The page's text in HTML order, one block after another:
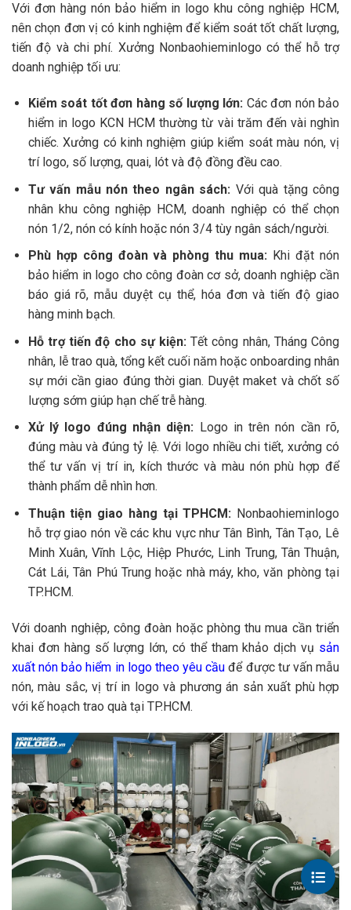
Với đơn hàng nón bảo hiểm in logo khu công nghiệp HCM,
nên chọn đơn vị có kinh nghiệm để kiểm soát tốt chất lượng,
tiến độ và chi phí. Xưởng Nonbaohieminlogo có thể hỗ trợ
doanh nghiệp tối ưu:
Kiểm soát tốt đơn hàng số lượng lớn: Các đơn nón bảo
hiểm in logo KCN HCM thường từ vài trăm đến vài nghìn
chiếc. Xưởng có kinh nghiệm giúp kiểm soát màu nón, vị
trí logo, số lượng, quai, lót và độ đồng đều cao.
Tư vấn mẫu nón theo ngân sách: Với quà tặng công
nhân khu công nghiệp HCM, doanh nghiệp có thể chọn
nón 1/2, nón có kính hoặc nón 3/4 tùy ngân sách/người.
Phù hợp công đoàn và phòng thu mua: Khi đặt nón
bảo hiểm in logo cho công đoàn cơ sở, doanh nghiệp cần
báo giá rõ, mẫu duyệt cụ thể, hóa đơn và tiến độ giao
hàng minh bạch.
Hỗ trợ tiến độ cho sự kiện: Tết công nhân, Tháng Công
nhân, lễ trao quà, tổng kết cuối năm hoặc onboarding nhân
sự mới cần giao đúng thời gian. Duyệt maket và chốt số
lượng sớm giúp hạn chế trễ hàng.
Xử lý logo đúng nhận diện: Logo in trên nón cần rõ,
đúng màu và đúng tỷ lệ. Với logo nhiều chi tiết, xưởng có
thể tư vấn vị trí in, kích thước và màu nón phù hợp để
thành phẩm dễ nhìn hơn.
Thuận tiện giao hàng tại TPHCM: Nonbaohieminlogo
hỗ trợ giao nón về các khu vực như Tân Bình, Tân Tạo, Lê
Minh Xuân, Vĩnh Lộc, Hiệp Phước, Linh Trung, Tân Thuận,
Cát Lái, Tân Phú Trung hoặc nhà máy, kho, văn phòng tại
TP.HCM.
Với doanh nghiệp, công đoàn hoặc phòng thu mua cần triển
khai đơn hàng số lượng lớn, có thể tham khảo dịch vụ sản
xuất nón bảo hiểm in logo theo yêu cầu để được tư vấn mẫu
nón, màu sắc, vị trí in logo và phương án sản xuất phù hợp
với kế hoạch trao quà tại TP.HCM.